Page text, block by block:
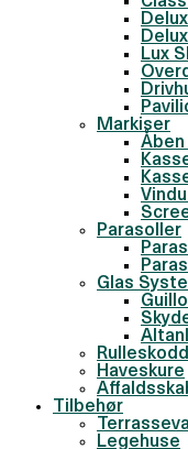
Lux
Markiser
Åben
Parasoller
Glas
Haveskure
Tilbehør
Legehuse